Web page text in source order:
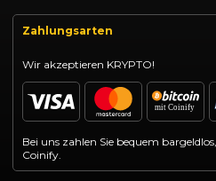
Zahlungsarten
Wir akzeptieren KRYPTO!
Bei uns zahlen Sie bequem
Coinify.